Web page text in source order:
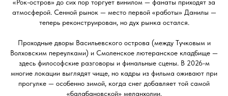
«Рок-остров» до сих пор торгует винилом — фанаты приходят за
атмосферой. Сенной рынок — место первой «работы» Данилы —
теперь реконструирован, но дух рынка остался.
Проходные дворы Васильевского острова (между Тучковым и
Волховским переулками) и Смоленское лютеранское кладбище —
здесь философские разговоры и финальные сцены. В 2026-м
многие локации выглядят чище, но кадры из фильма оживают при
прогулке — особенно зимой, когда снег добавляет той самой
«балабановской» меланхолии.